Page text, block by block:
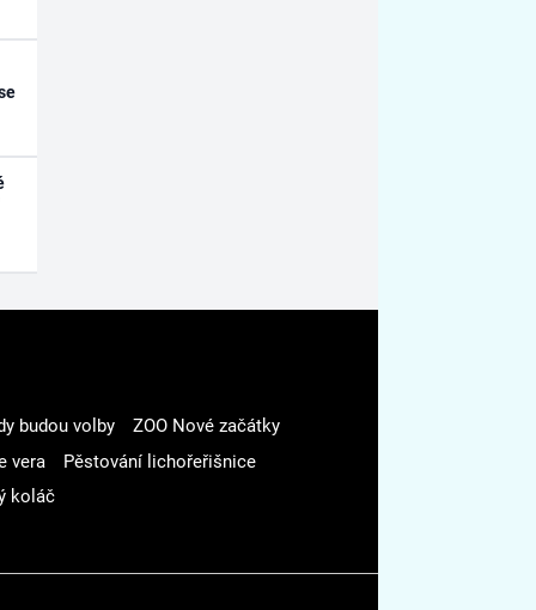
budou volby
ZOO Nové začátky
vera
Pěstování lichořeřišnice
koláč